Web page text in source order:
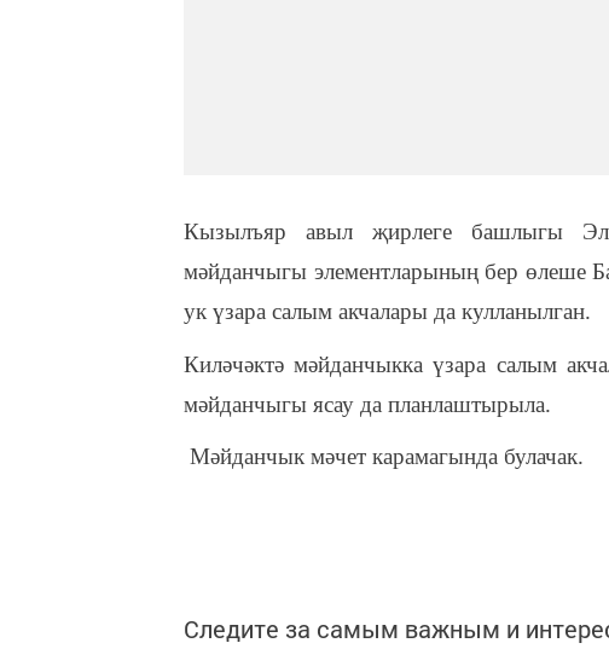
Кызылъяр авыл җирлеге башлыгы
мәйданчыгы элементларының бер өлеше
ук үзара салым акчалары да кулланылган.
Киләчәктә мәйданчыкка үзара салым
мәйданчыгы ясау да планлаштырыла.
Мәйданчык мәчет карамагында булачак.
Следите за самым важным и